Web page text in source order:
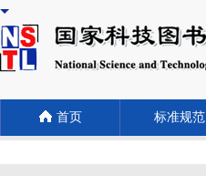
首页 标准规范